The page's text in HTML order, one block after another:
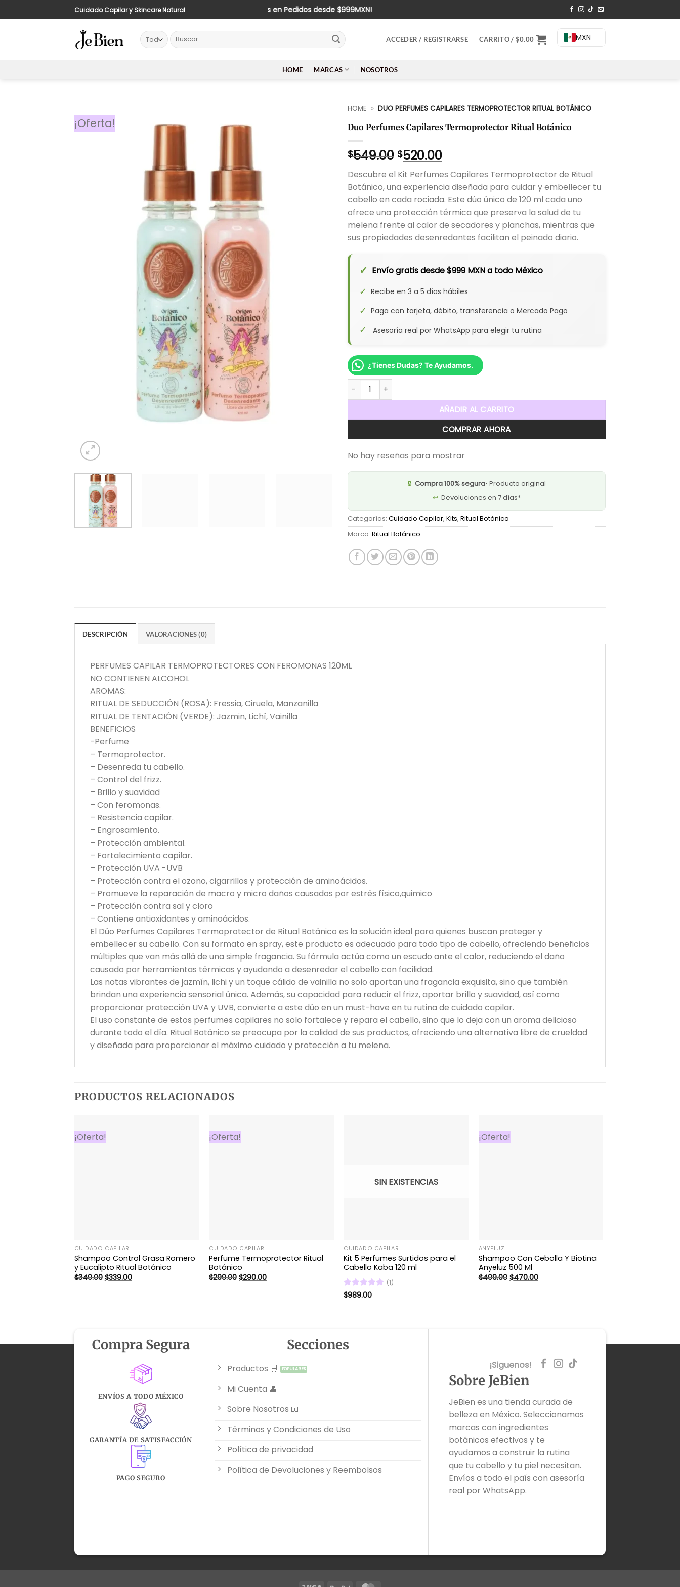
al
Cuidado Capilar y Skincare Natural ¡Envío Gratis en Pedidos desde $999MXN!
Buscar
por:
ACCEDER / REGISTRARSE CARRITO / $0.00 MXN
HOME MARCAS NOSOTROS
¡Oferta!
HOME » DUO PERFUMES CAPILARES TERMOPROTECTOR RITUAL BOTÁNICO
Duo Perfumes Capilares Termoprotector Ritual Botánico
$549.00 El
precio
original
era:
$549.00.
$520.00El
precio
actual
es:
$520.00.
Descubre el Kit Perfumes Capilares Termoprotector de Ritual
Botánico, una experiencia diseñada para cuidar y embellecer tu
cabello en cada rociada. Este dúo único de 120 ml cada uno
ofrece una protección térmica que preserva la salud de tu
melena frente al calor de secadores y planchas, mientras que
sus propiedades desenredantes facilitan el peinado diario.
✓ Envío gratis desde $999 MXN a todo México
✓ Recibe en 3 a 5 días hábiles
✓ Paga con tarjeta, débito, transferencia o Mercado Pago
✓ Asesoría real por WhatsApp para elegir tu rutina
¿Tienes Dudas? Te Ayudamos.
Duo Perfumes Capilares Termoprotector Ritual Botánico cantidad
AÑADIR AL CARRITO
COMPRAR AHORA
No hay reseñas para mostrar
🔒 Compra 100% segura• Producto original
↩️ Devoluciones en 7 días*
Categorías: Cuidado Capilar, Kits, Ritual Botánico
Marca: Ritual Botánico
DESCRIPCIÓN VALORACIONES (0)
PERFUMES CAPILAR TERMOPROTECTORES CON FEROMONAS 120ML
NO CONTIENEN ALCOHOL
AROMAS:
RITUAL DE SEDUCCIÓN (ROSA): Fressia, Ciruela, Manzanilla
RITUAL DE TENTACIÓN (VERDE): Jazmin, Lichí, Vainilla
BENEFICIOS
-Perfume
– Termoprotector.
– Desenreda tu cabello.
– Control del frizz.
– Brillo y suavidad
– Con feromonas.
– Resistencia capilar.
– Engrosamiento.
– Protección ambiental.
– Fortalecimiento capilar.
– Protección UVA -UVB
– Protección contra el ozono, cigarrillos y protección de aminoácidos.
– Promueve la reparación de macro y micro daños causados por estrés físico,quimico
– Protección contra sal y cloro
– Contiene antioxidantes y aminoácidos.
El Dúo Perfumes Capilares Termoprotector de Ritual Botánico es la solución ideal para quienes buscan proteger y
embellecer su cabello. Con su formato en spray, este producto es adecuado para todo tipo de cabello, ofreciendo beneficios
múltiples que van más allá de una simple fragancia. Su fórmula actúa como un escudo ante el calor, reduciendo el daño
causado por herramientas térmicas y ayudando a desenredar el cabello con facilidad.
Las notas vibrantes de jazmín, lichi y un toque cálido de vainilla no solo aportan una fragancia exquisita, sino que también
brindan una experiencia sensorial única. Además, su capacidad para reducir el frizz, aportar brillo y suavidad, así como
proporcionar protección UVA y UVB, convierte a este dúo en un must-have en tu rutina de cuidado capilar.
El uso constante de estos perfumes capilares no solo fortalece y repara el cabello, sino que lo deja con un aroma delicioso
durante todo el día. Ritual Botánico se preocupa por la calidad de sus productos, ofreciendo una alternativa libre de crueldad
y diseñada para proporcionar el máximo cuidado y protección a tu melena.
PRODUCTOS RELACIONADOS
¡Oferta!
CUIDADO CAPILAR
Shampoo Control Grasa Romero
y Eucalipto Ritual Botánico
$349.00 El
precio
$339.00El
precio
¡Oferta!
CUIDADO CAPILAR
Perfume Termoprotector Ritual
Botánico
$299.00 El
precio
$290.00El
precio
SIN EXISTENCIAS
CUIDADO CAPILAR
Kit 5 Perfumes Surtidos para el
Cabello Kaba 120 ml
Valorado
(1)
$989.00
¡Oferta!
ANYELUZ
Shampoo Con Cebolla Y Biotina
Anyeluz 500 Ml
$499.00 El
precio
$470.00El
precio
Compra Segura
ENVÍOS A TODO MÉXICO
GARANTÍA DE SATISFACCIÓN
PAGO SEGURO
Secciones
Productos 🛒
Mi Cuenta 👤
Sobre Nosotros 📖
Términos y Condiciones de Uso
Política de privacidad
Política de Devoluciones y Reembolsos
¡Siguenos!
Sobre JeBien
JeBien es una tienda curada de
belleza en México. Seleccionamos
marcas con ingredientes
botánicos efectivos y te
ayudamos a construir la rutina
que tu cabello y tu piel necesitan.
Envíos a todo el país con asesoría
real por WhatsApp.